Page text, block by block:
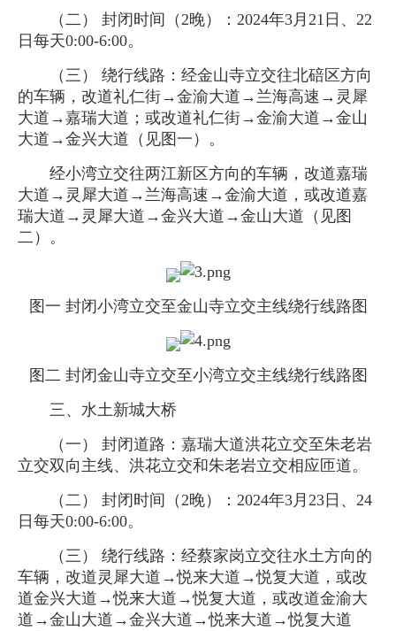
（二） 封闭时间（2晚）：2024年3月21日、22
日每天0:00-6:00。
（三） 绕行线路：经金山寺立交往北碚区方向
的车辆，改道礼仁街→金渝大道→兰海高速→灵犀
大道→嘉瑞大道；或改道礼仁街→金渝大道→金山
大道→金兴大道（见图一）。
经小湾立交往两江新区方向的车辆，改道嘉瑞
大道→灵犀大道→兰海高速→金渝大道，或改道嘉
瑞大道→灵犀大道→金兴大道→金山大道（见图
二）。
图一 封闭小湾立交至金山寺立交主线绕行线路图
图二 封闭金山寺立交至小湾立交主线绕行线路图
三、水土新城大桥
（一） 封闭道路：嘉瑞大道洪花立交至朱老岩
立交双向主线、洪花立交和朱老岩立交相应匝道。
（二） 封闭时间（2晚）：2024年3月23日、24
日每天0:00-6:00。
（三） 绕行线路：经蔡家岗立交往水土方向的
车辆，改道灵犀大道→悦来大道→悦复大道，或改
道金兴大道→悦来大道→悦复大道，或改道金渝大
道→金山大道→金兴大道→悦来大道→悦复大道